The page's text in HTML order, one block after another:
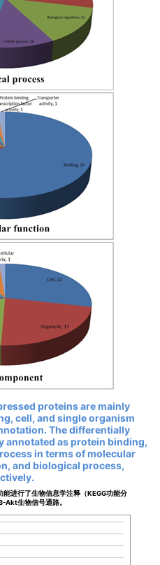
proteins are mainly
cell, and single organism
The differentially
annotated as protein binding,
in terms of molecular
and biological process,
进行了生物信息学注释（KEGG功能分
Akt生物信号通路。